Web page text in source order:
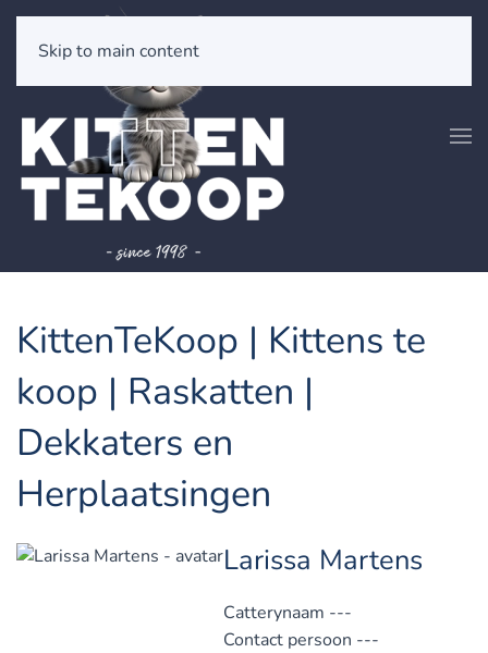
Skip to main content
KittenTeKoop | Kittens te
koop | Raskatten |
Dekkaters en
Herplaatsingen
Larissa Martens
Catterynaam ---
Contact persoon ---